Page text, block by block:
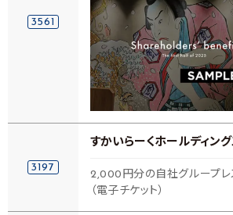
3561
3197
すかいらーくホールディング
2,000円分の自社グループレ
（電子チケット）